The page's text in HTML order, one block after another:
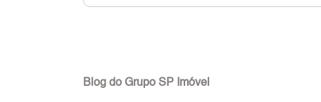
Blog do Grupo SP Imóvel